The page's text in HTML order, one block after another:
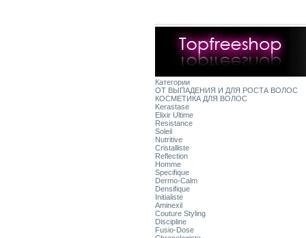
Категории
ОТ ВЫПАДЕНИЯ И ДЛЯ РОСТА ВОЛОС
КОСМЕТИКА ДЛЯ ВОЛОС
Kerastase
Elixir Ultime
Resistance
Soleil
Nutritive
Cristalliste
Reflection
Homme
Specifique
Dermo-Calm
Densifique
Initialiste
Aminexil
Couture Styling
Discipline
Fusio-Dose